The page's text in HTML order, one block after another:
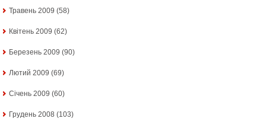
Травень 2009 (58)
Квітень 2009 (62)
Березень 2009 (90)
Лютий 2009 (69)
Січень 2009 (60)
Грудень 2008 (103)